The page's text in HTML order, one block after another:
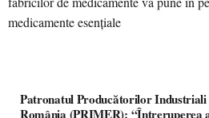
Patronatul Producătorilor Industriali
România (PRIMER): “Întreruperea